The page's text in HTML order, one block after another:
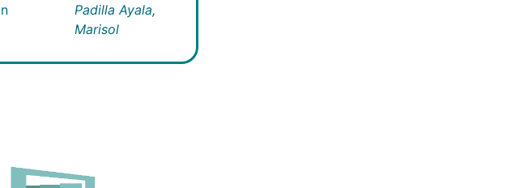
Padilla Ayala,
Marisol